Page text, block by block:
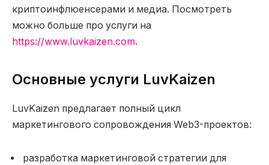
криптоинфлюенсерами и медиа. Посмотреть
можно больше про услуги на
https://www.luvkaizen.com.
Основные услуги LuvKaizen
LuvKaizen предлагает полный цикл
маркетингового сопровождения Web3-проектов:
разработка маркетинговой стратегии для